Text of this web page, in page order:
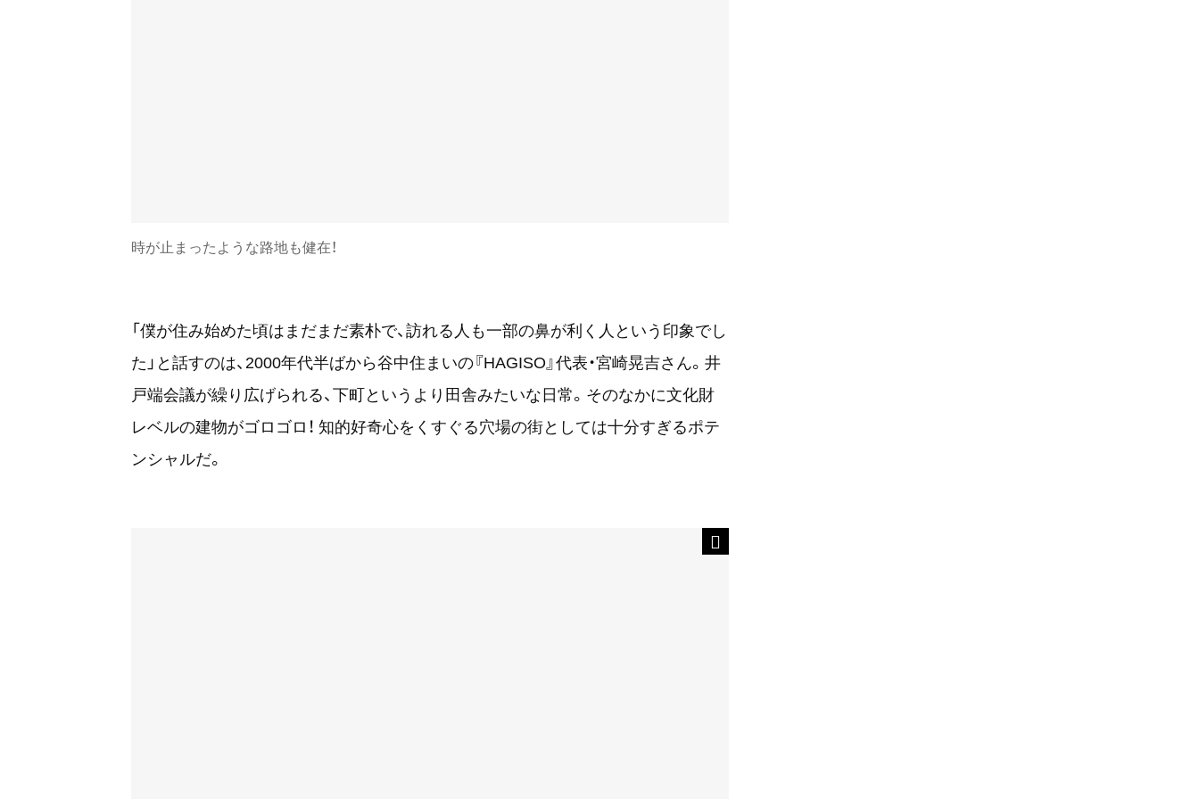
時が止まったような路地も健在！
「僕が住み始めた頃はまだまだ素朴で、訪れる人も一部の鼻が利く人という印象でし
た」と話すのは、2000年代半ばから谷中住まいの『HAGISO』代表・宮崎晃吉さん。井
戸端会議が繰り広げられる、下町というより田舎みたいな日常。そのなかに文化財
レベルの建物がゴロゴロ！ 知的好奇心をくすぐる穴場の街としては十分すぎるポテ
ンシャルだ。